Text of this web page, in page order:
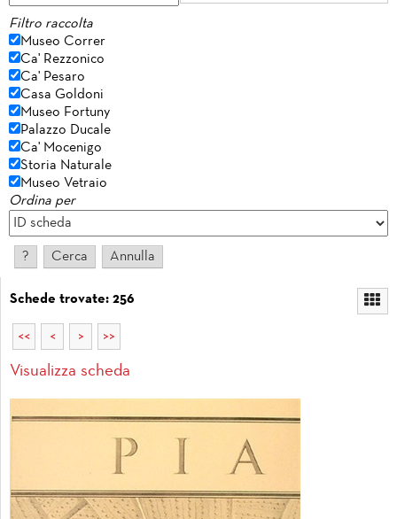
Filtro raccolta
Museo Correr
Ca' Rezzonico
Ca' Pesaro
Casa Goldoni
Museo Fortuny
Palazzo Ducale
Ca' Mocenigo
Storia Naturale
Museo Vetraio
Ordina per
Schede trovate: 256
<< < > >>
Visualizza scheda